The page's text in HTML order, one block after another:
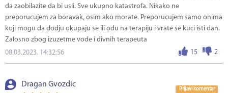
da zaobilazite da bi usli. Sve ukupno katastrofa. Nikako ne
preporucujem za boravak, osim ako morate. Preporucujem samo onima
koji mogu da dodju okupaju se ili odu na terapiju i vrate se kuci isti dan.
Zalosno zbog izuzetme vode i divnih terapeuta
15
2
08.03.2023. 14:32:56
Dragan Gvozdic
Prijavi komentar